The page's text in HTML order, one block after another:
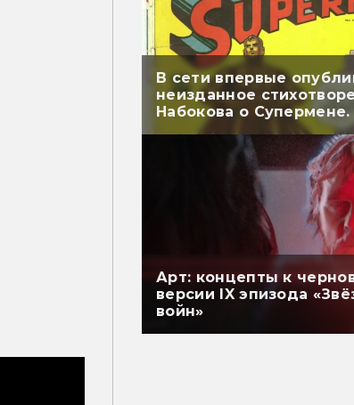
В сети впервые
неизданное
Набокова о
перевели
Арт: концепты к
версии IX эпизода
войн»